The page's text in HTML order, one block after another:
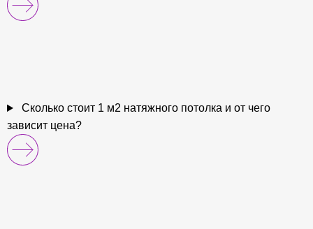
Сколько стоит 1 м2 натяжного потолка и от чего
зависит цена?